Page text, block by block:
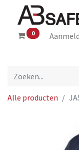
0
Alle producten